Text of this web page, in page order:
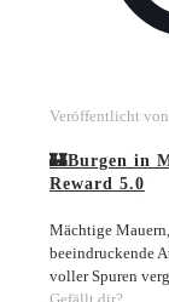
Veröffentlicht von
🏰Burgen in
Reward 5.0
Mächtige
beeindruckende
voller Spuren